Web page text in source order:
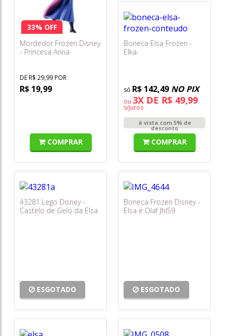
33% OFF
Mordedor Frozen Disney
- Princesa Anna
DE R$ 29,99 POR
R$ 19,99
COMPRAR
Boneca Elsa Frozen -
Elka
R$ 142,49 NO PIX
ou 3X DE R$ 49,99
s/juros
à vista com 5% de
desconto
COMPRAR
43281 Lego Disney -
Castelo de Gelo da Elsa
ESGOTADO
Boneca Frozen Disney -
Elsa e Olaf Jhl59
ESGOTADO